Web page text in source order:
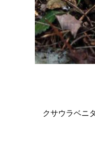
クサウラベニ